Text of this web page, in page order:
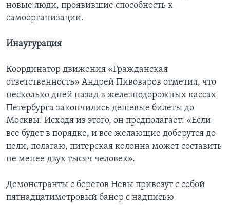
новые люди, проявившие способность к
самоорганизации.
Инаугурация
Координатор движения «Гражданская
ответственность» Андрей Пивоваров отметил, что
несколько дней назад в железнодорожных кассах
Петербурга закончились дешевые билеты до
Москвы. Исходя из этого, он предполагает: «Если
все будет в порядке, и все желающие доберутся до
цели, полагаю, питерская колонна может составить
не менее двух тысяч человек».
Демонстранты с берегов Невы привезут с собой
пятнадцатиметровый банер с надписью